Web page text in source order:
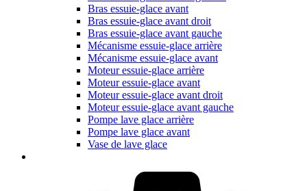
Bras essuie-glace avant
Bras essuie-glace avant droit
Bras essuie-glace avant gauche
Mécanisme essuie-glace arrière
Mécanisme essuie-glace avant
Moteur essuie-glace arrière
Moteur essuie-glace avant
Moteur essuie-glace avant droit
Moteur essuie-glace avant gauche
Pompe lave glace arrière
Pompe lave glace avant
Vase de lave glace